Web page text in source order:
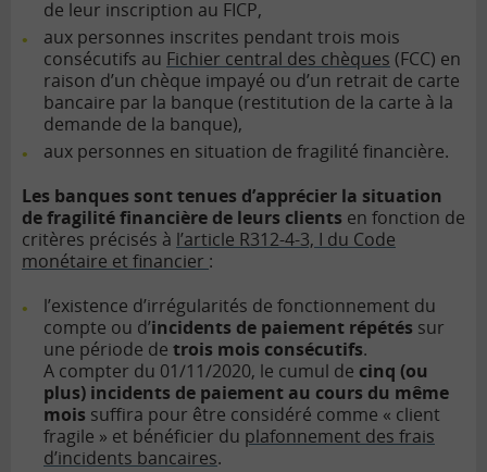
de leur inscription au FICP,
aux personnes inscrites pendant trois mois
consécutifs au Fichier central des chèques (FCC) en
raison d’un chèque impayé ou d’un retrait de carte
bancaire par la banque (restitution de la carte à la
demande de la banque),
aux personnes en situation de fragilité financière.
Les banques sont tenues d’apprécier la situation
de fragilité financière de leurs clients en fonction de
critères précisés à l’article R312-4-3, I du Code
monétaire et financier :
l’existence d’irrégularités de fonctionnement du
compte ou d’incidents de paiement répétés sur
une période de trois mois consécutifs.
A compter du 01/11/2020, le cumul de cinq (ou
plus) incidents de paiement au cours du même
mois suffira pour être considéré comme « client
fragile » et bénéficier du plafonnement des frais
d’incidents bancaires.